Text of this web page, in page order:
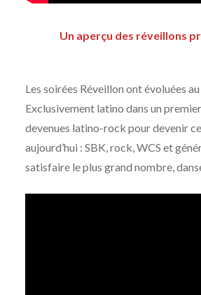
Un aperçu des réveillons
Les soirées Réveillon ont évoluées
Exclusivement latino dans un
devenues latino-rock pour devenir ce
aujourd’hui : SBK, rock, WCS et
satisfaire le plus grand nombre,